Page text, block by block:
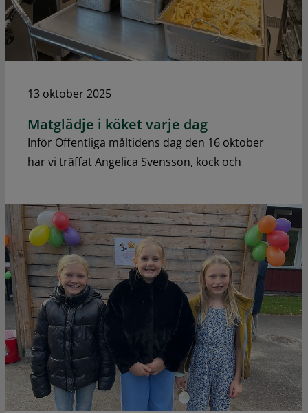
13 oktober 2025
Matglädje i köket varje dag
Inför Offentliga måltidens dag den 16 oktober
har vi träffat Angelica Svensson, kock och